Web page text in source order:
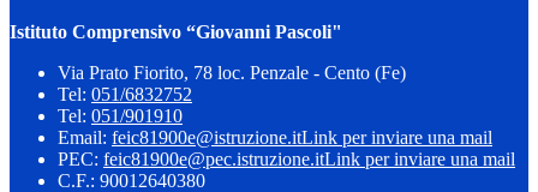
Istituto Comprensivo “Giovanni Pascoli"
Via Prato Fiorito, 78 loc. Penzale - Cento (Fe)
Tel: 051/6832752
Tel: 051/901910
Email: feic81900e@istruzione.itLink per inviare una mail
PEC: feic81900e@pec.istruzione.itLink per inviare una mail
C.F.: 90012640380